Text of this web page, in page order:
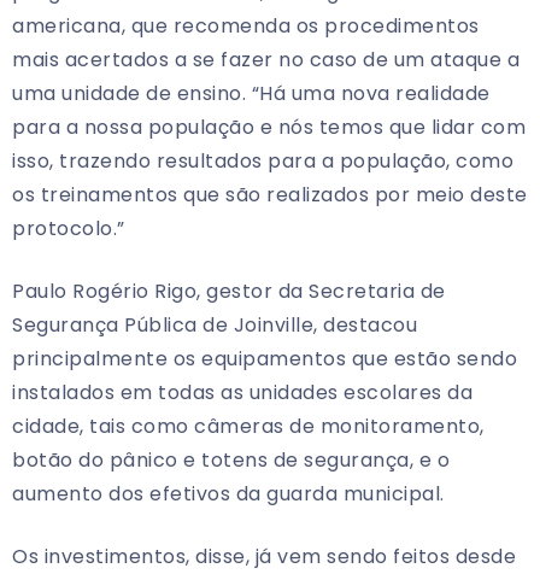
americana, que recomenda os procedimentos
mais acertados a se fazer no caso de um ataque a
uma unidade de ensino. “Há uma nova realidade
para a nossa população e nós temos que lidar com
isso, trazendo resultados para a população, como
os treinamentos que são realizados por meio deste
protocolo.”
Paulo Rogério Rigo, gestor da Secretaria de
Segurança Pública de Joinville, destacou
principalmente os equipamentos que estão sendo
instalados em todas as unidades escolares da
cidade, tais como câmeras de monitoramento,
botão do pânico e totens de segurança, e o
aumento dos efetivos da guarda municipal.
Os investimentos, disse, já vem sendo feitos desde